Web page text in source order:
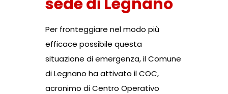
Per fronteggiare nel modo più
efficace possibile questa
situazione di emergenza, il Comune
di Legnano ha attivato il COC,
acronimo di Centro Operativo